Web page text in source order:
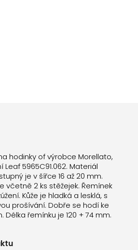
hodinky of výrobce Morellato,
5965C91.062. Materiál
je v šířce 16 až 20 mm.
včetně 2 ks stěžejek. Řemínek
Kůže je hladká a lesklá, s
prošívání. Dobře se hodí ke
Délka řemínku je 120 + 74 mm.